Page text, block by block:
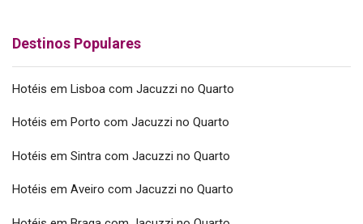
Destinos Populares
Hotéis em Lisboa com Jacuzzi no Quarto
Hotéis em Porto com Jacuzzi no Quarto
Hotéis em Sintra com Jacuzzi no Quarto
Hotéis em Aveiro com Jacuzzi no Quarto